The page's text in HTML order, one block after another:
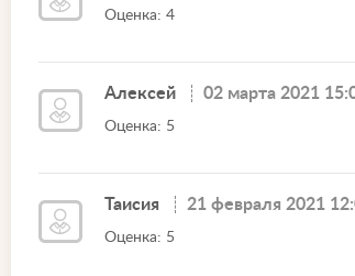
Оценка: 4
Алексей 02 марта 2021
Оценка: 5
Таисия 21 февраля 2021
Оценка: 5